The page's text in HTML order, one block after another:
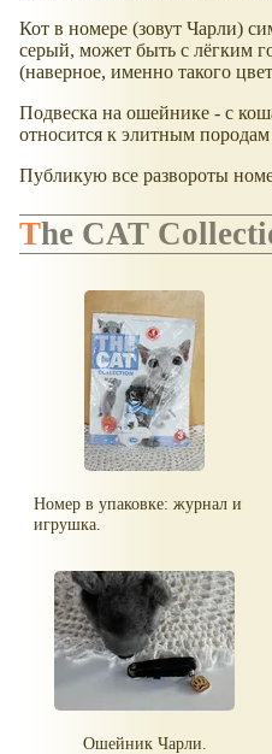
Кот в номере (зовут Чарли)
серый, может быть с лёгким
(наверное, именно такого
Подвеска на ошейнике - с
относится к элитным
Публикую все развороты
The CAT
Номер в упаковке: журнал и
игрушка.
Ошейник Чарли.